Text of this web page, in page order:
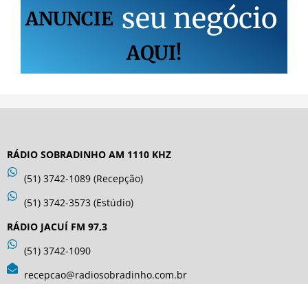
ANUNCIE seu negócio
AQUI!
RÁDIO SOBRADINHO AM 1110 KHZ
(51) 3742-1089 (Recepção)
(51) 3742-3573 (Estúdio)
RÁDIO JACUÍ FM 97,3
(51) 3742-1090
recepcao@radiosobradinho.com.br